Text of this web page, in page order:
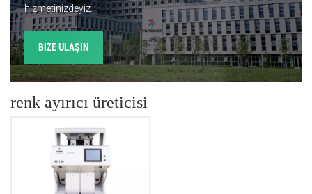
hizmetinizdeyiz.
BIZE ULAŞIN
renk ayırıcı üreticisi